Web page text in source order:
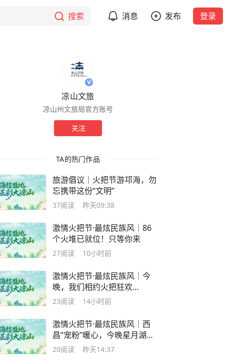
搜索 消息 发布 登录
凉山文旅
凉山州文旅局官方账号
关注
TA的热门作品
旅游倡议｜火把节游邛海，勿
忘携带这份“文明”
37阅读 昨天09:38
激情火把节·最炫民族风｜86
个火堆已就位！只等你来
27阅读 10小时前
激情火把节·最炫民族风｜今
晚，我们相约火把狂欢
夜！！！
23阅读 14小时前
激情火把节·最炫民族风｜西
昌“宠粉”暖心，今晚星月湖继
续燃！
20阅读 昨天14:37